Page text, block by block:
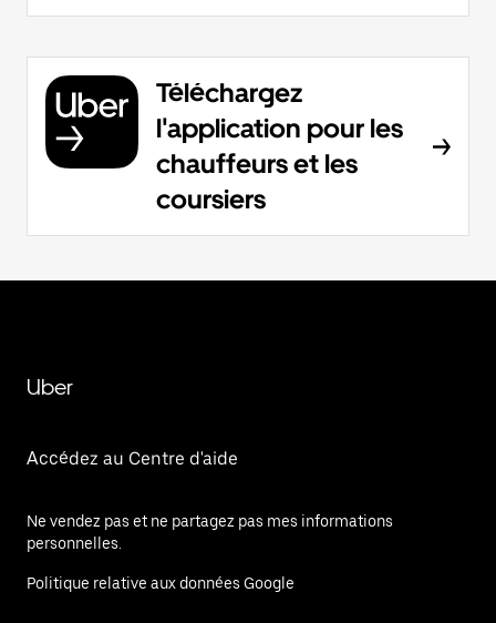
Téléchargez
l'application pour les
chauffeurs et les
coursiers
Uber
Accédez au Centre d'aide
Ne vendez pas et ne partagez pas mes informations
personnelles.
Politique relative aux données Google